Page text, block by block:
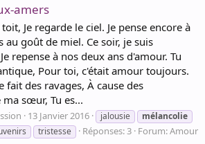
amers
Je regarde le ciel. Je pense encore à
au goût de miel. Ce soir, je suis
repense à nos deux ans d'amour. Tu
Pour toi, c'était amour toujours.
fait des ravages, À cause des
sœur, Tu es...
13 Janvier 2016 jalousie
mélancolie
tristesse Réponses: 3 Forum:Amour